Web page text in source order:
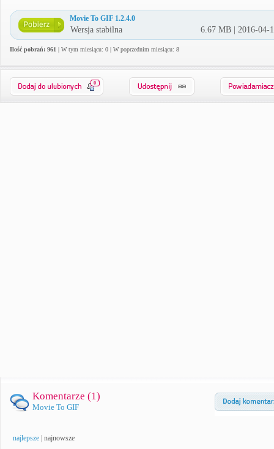
Movie To GIF 1.2.4.0
Wersja stabilna 6.67 MB | 2016-04-
Ilość pobrań: 961 | W tym miesiącu: 0 | W poprzednim miesiącu: 8
0
Komentarze (1)
Movie To GIF
najlepsze najnowsze